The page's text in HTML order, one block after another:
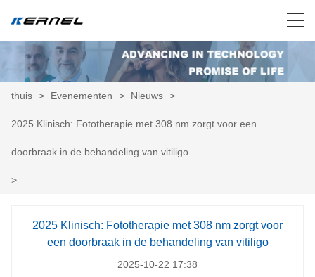
thuis > Evenementen > Nieuws >
2025 Klinisch: Fototherapie met 308 nm zorgt voor een
doorbraak in de behandeling van vitiligo
>
2025 Klinisch: Fototherapie met 308 nm zorgt voor
een doorbraak in de behandeling van vitiligo
2025-10-22 17:38